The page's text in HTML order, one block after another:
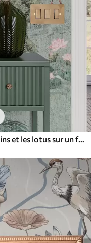
Grues parmi les pins et les lotus sur un fond vert apaisant